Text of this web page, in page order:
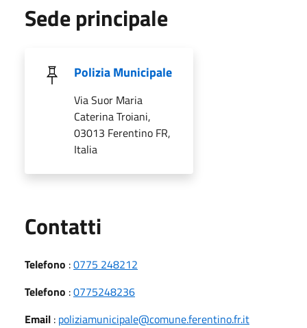
Sede principale
Polizia Municipale
Via Suor Maria
Caterina Troiani,
03013 Ferentino FR,
Italia
Contatti
Telefono :0775 248212
Telefono :0775248236
Email : poliziamunicipale@comune.ferentino.fr.it